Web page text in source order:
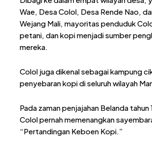
Wae, Desa Colol, Desa Rende Nao,
Wejang Mali, mayoritas penduduk
petani, dan kopi menjadi sumber
mereka.
Colol juga dikenal sebagai kampung
penyebaran kopi di seluruh wilayah
Pada zaman penjajahan Belanda tahun
Colol pernah memenangkan
“Pertandingan Keboen Kopi.”